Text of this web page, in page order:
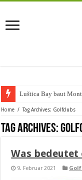
Luštica Bay baut
Home / Tag Archives: Golfclubs
Tag Archives:
Was bedeutet
9. Februar 2021